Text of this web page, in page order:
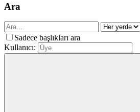
Ara
Sadece başlıkları ara
Kullanıcı: